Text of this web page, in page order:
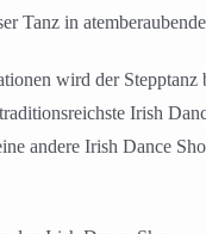
Tanz in
wird der
Irish
andere Irish Dance